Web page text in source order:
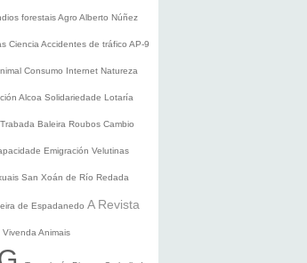
forestaisAgro Alberto Núñez
Ciencia Accidentes de tráfico AP-9
Consumo Internet Natureza
Alcoa Solidariedade Lotaría
Trabada Baleira Roubos Cambio
Emigración Velutinas
San Xoán de Río Redada
de Espadanedo A Revista
Vivenda Animais